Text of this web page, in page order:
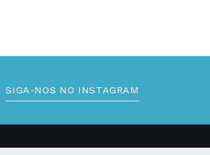
SIGA-NOS NO INSTAGRAM